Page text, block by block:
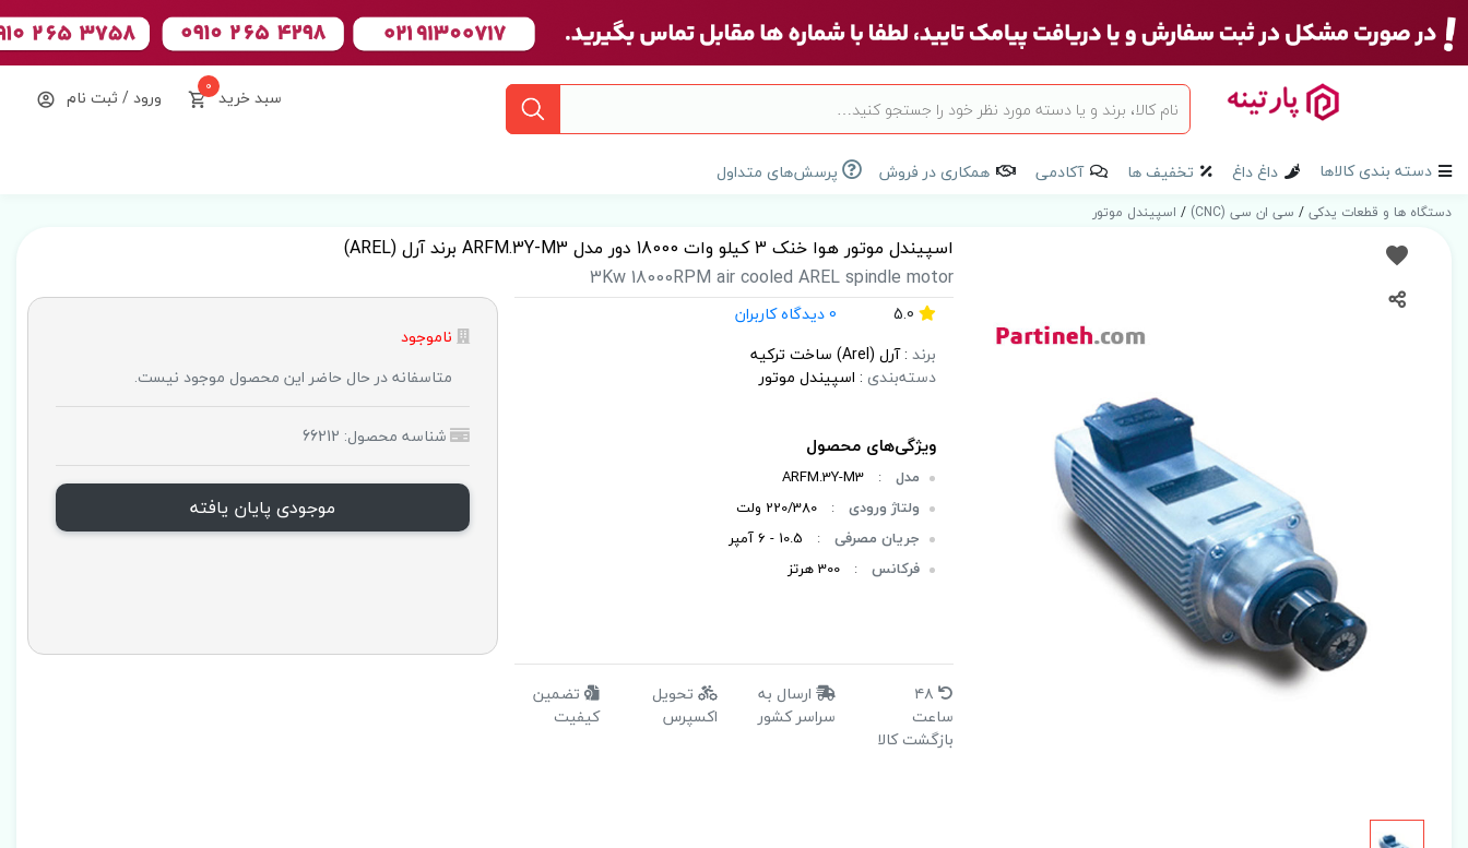
ورود / ثبت نام سبد خرید 0
دسته بندی کالاها داغ داغ تخفیف ها آکادمی همکاری در فروش پرسش‌های متداول
دستگاه ها و قطعات یدکی/ سی ان سی (CNC) / اسپیندل موتور
اسپیندل موتور هوا خنک 3 کیلو وات 18000 دور مدل ARFM.3Y-M3 برند آرل (AREL)
3Kw 18000RPM air cooled AREL spindle motor
0 دیدگاه کاربران
برند :آرل (Arel) ساخت ترکیه
دسته‌بندی : اسپیندل موتور
مدل :
ARFM.3Y-M3
ولتاژ ورودی
:
220/380 ولت
جریان مصرفی
:
10.5 - 6 آمپر
فرکانس
:
300 هرتز
ناموجود
متاسفانه در حال حاضر این محصول موجود نیست.
شناسه محصول: 66212
موجودی پایان یافته
۴۸
ساعت
بازگشت کالا
ارسال به
سراسر کشور
تحویل
اکسپرس
تضمین
کیفیت